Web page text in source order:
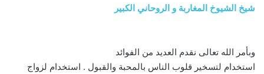
شيخ الشيوخ المغاربة و الروحاني الكبير
وبأمر الله تعالى نقدم العديد من الفوائد
استخدام لتسخير قلوب الناس بالمحبة والقبول . استخدام لزواج